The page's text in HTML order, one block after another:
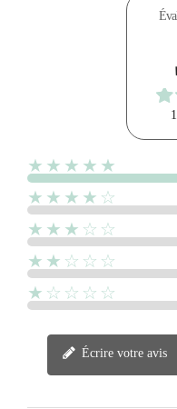
★★★★★
★★★★☆
★★★☆☆
★★☆☆☆
★☆☆☆☆
Écrire votre avis